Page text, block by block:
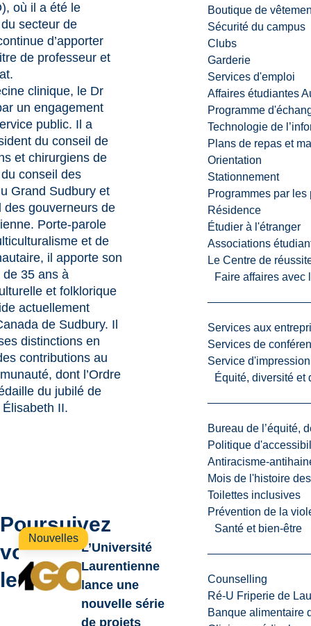
Boutique de
Sécurité du campus
Clubs
Garderie
Services d'emploi
Affaires étudiantes
Programme
Technologie de
Plans de repas et
Orientation
Stationnement
Programmes par les
Résidence
Étudier à l'étranger
Associations
Le Centre de
Faire affaires avec
Services aux
Services de
Service d'impression
Équité, diversité et
Bureau de l’équité,
Politique
Antiracisme-
Mois de l'histoire
Toilettes inclusives
Prévention de la
Santé et bien-être
Counselling
Ré-U Friperie de
Banque alimentaire
où il a été le
secteur de
d’apporter
de professeur et
clinique, le Dr
un engagement
public. Il a
du conseil de
et chirurgiens de
conseil des
Grand Sudbury et
gouverneurs de
Porte-parole
et de
il apporte son
35 ans à
et folklorique
actuellement
de Sudbury. Il
distinctions en
contributions au
dont l’Ordre
du jubilé de
II.
Poursuivez
votre
lecture
Nouvelles
L’Université
Laurentienne
lance une
nouvelle série
de projets